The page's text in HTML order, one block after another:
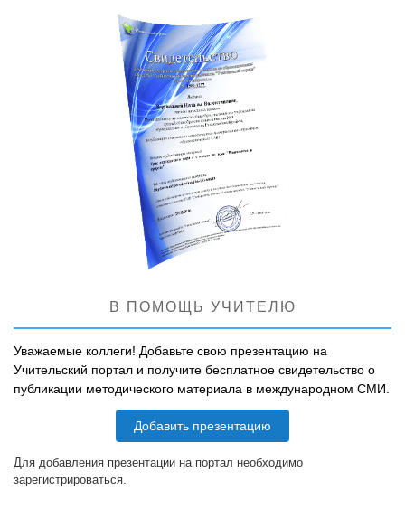
В ПОМОЩЬ УЧИТЕЛЮ
Уважаемые коллеги! Добавьте свою презентацию на
Учительский портал и получите бесплатное свидетельство о
публикации методического материала в международном СМИ.
Добавить презентацию
Для добавления презентации на портал необходимо
зарегистрироваться.